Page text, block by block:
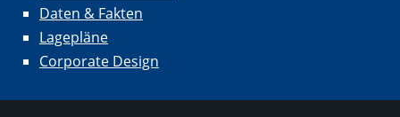
Daten & Fakten
Lagepläne
Corporate Design